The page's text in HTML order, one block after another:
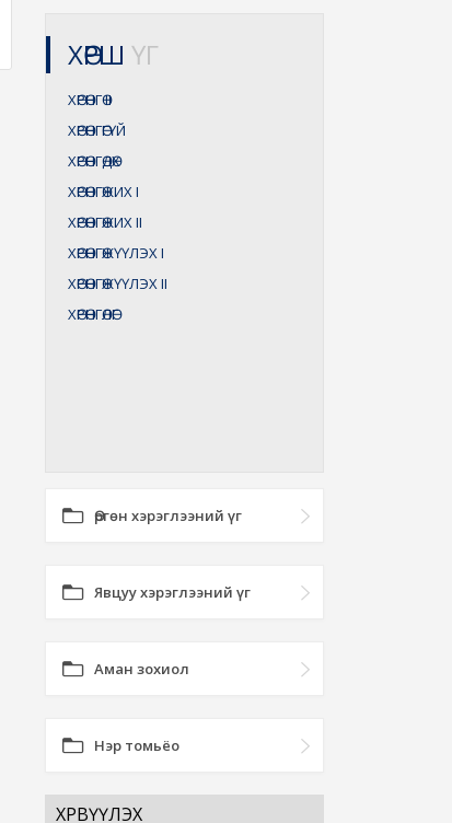
ХӨРШ ҮГ
ХӨРӨНГӨII
ХӨРӨНГӨГҮЙ
ХӨРӨНГӨДӨХ
ХӨРӨНГӨЖИХI
ХӨРӨНГӨЖИХII
ХӨРӨНГӨЖҮҮЛЭХI
ХӨРӨНГӨЖҮҮЛЭХII
ХӨРӨНГӨЛӨГ
Өргөн хэрэглээний үг
Явцуу хэрэглээний үг
Аман зохиол
Нэр томьёо
ХӨРВҮҮЛЭХ